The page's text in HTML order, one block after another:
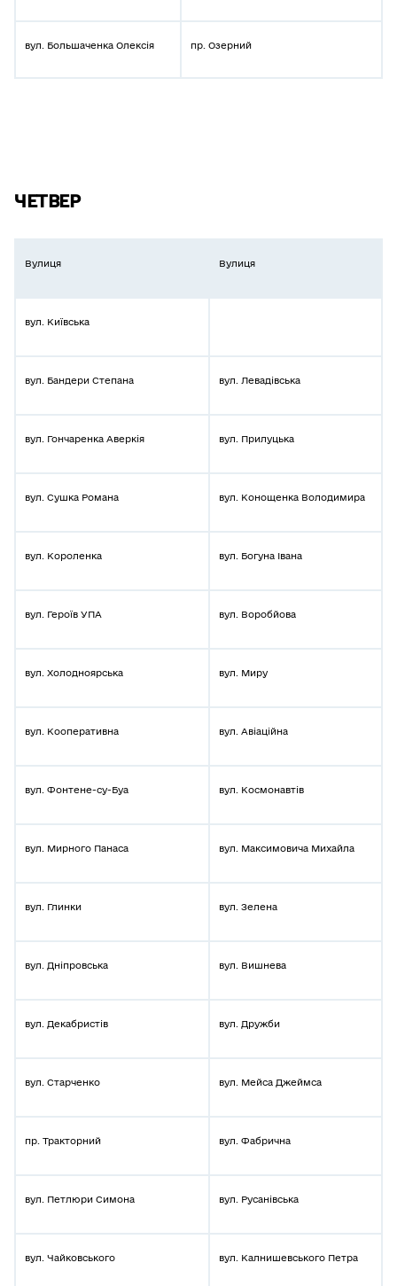
вул. Большаченка Олексія пр. Озерний
ЧЕТВЕР
Вулиця Вулиця
вул. Київська
вул. Бандери Степана вул. Левадівська
вул. Гончаренка Аверкія вул. Прилуцька
вул. Сушка Романа вул. Конощенка Володимира
вул. Короленка вул. Богуна Івана
вул. Героїв УПА вул. Воробйова
вул. Холодноярська вул. Миру
вул. Кооперативна вул. Авіаційна
вул. Фонтене-су-Буа вул. Космонавтів
вул. Мирного Панаса вул. Максимовича Михайла
вул. Глинки вул. Зелена
вул. Дніпровська вул. Вишнева
вул. Декабристів вул. Дружби
вул. Старченко вул. Мейса Джеймса
пр. Тракторний вул. Фабрична
вул. Петлюри Симона вул. Русанівська
вул. Чайковського вул. Калнишевського Петра